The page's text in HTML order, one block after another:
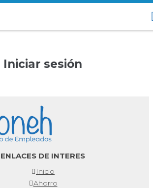
Iniciar sesión
ENLACES DE INTERES
Inicio
Ahorro